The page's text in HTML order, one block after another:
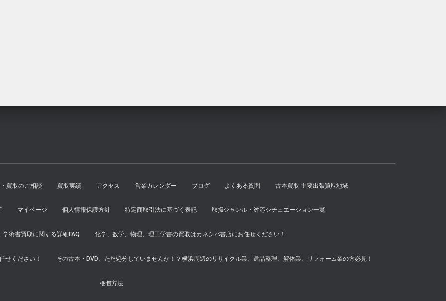
買取のご相談 買取実績 アクセス 営業カレンダー ブログ よくある質問 古本買取 主要出張買取地域
マイページ 個人情報保護方針 特定商取引法に基づく表記 取扱ジャンル・対応シチュエーション一覧
術書買取に関する詳細FAQ 化学、数学、物理、理工学書の買取はカネシバ書店にお任せください！
せください！ その古本・DVD、ただ処分していませんか！？横浜周辺のリサイクル業、遺品整理、解体業、リフォーム業の方必見！
梱包方法